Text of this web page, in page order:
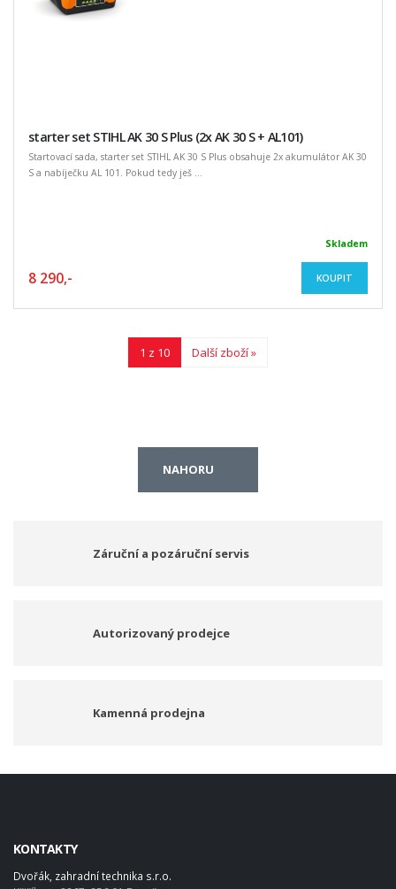
starter set STIHL AK 30 S Plus (2x AK 30 S + AL101)
Startovací sada, starter set STIHL AK 30 S Plus obsahuje 2x akumulátor AK 30
S a nabíječku AL 101. Pokud tedy ješ ...
Skladem
8 290,- KOUPIT
1 z 10 Další zboží »
NAHORU
Záruční a pozáruční servis
Autorizovaný prodejce
Kamenná prodejna
KONTAKTY
Dvořák, zahradní technika s.r.o.